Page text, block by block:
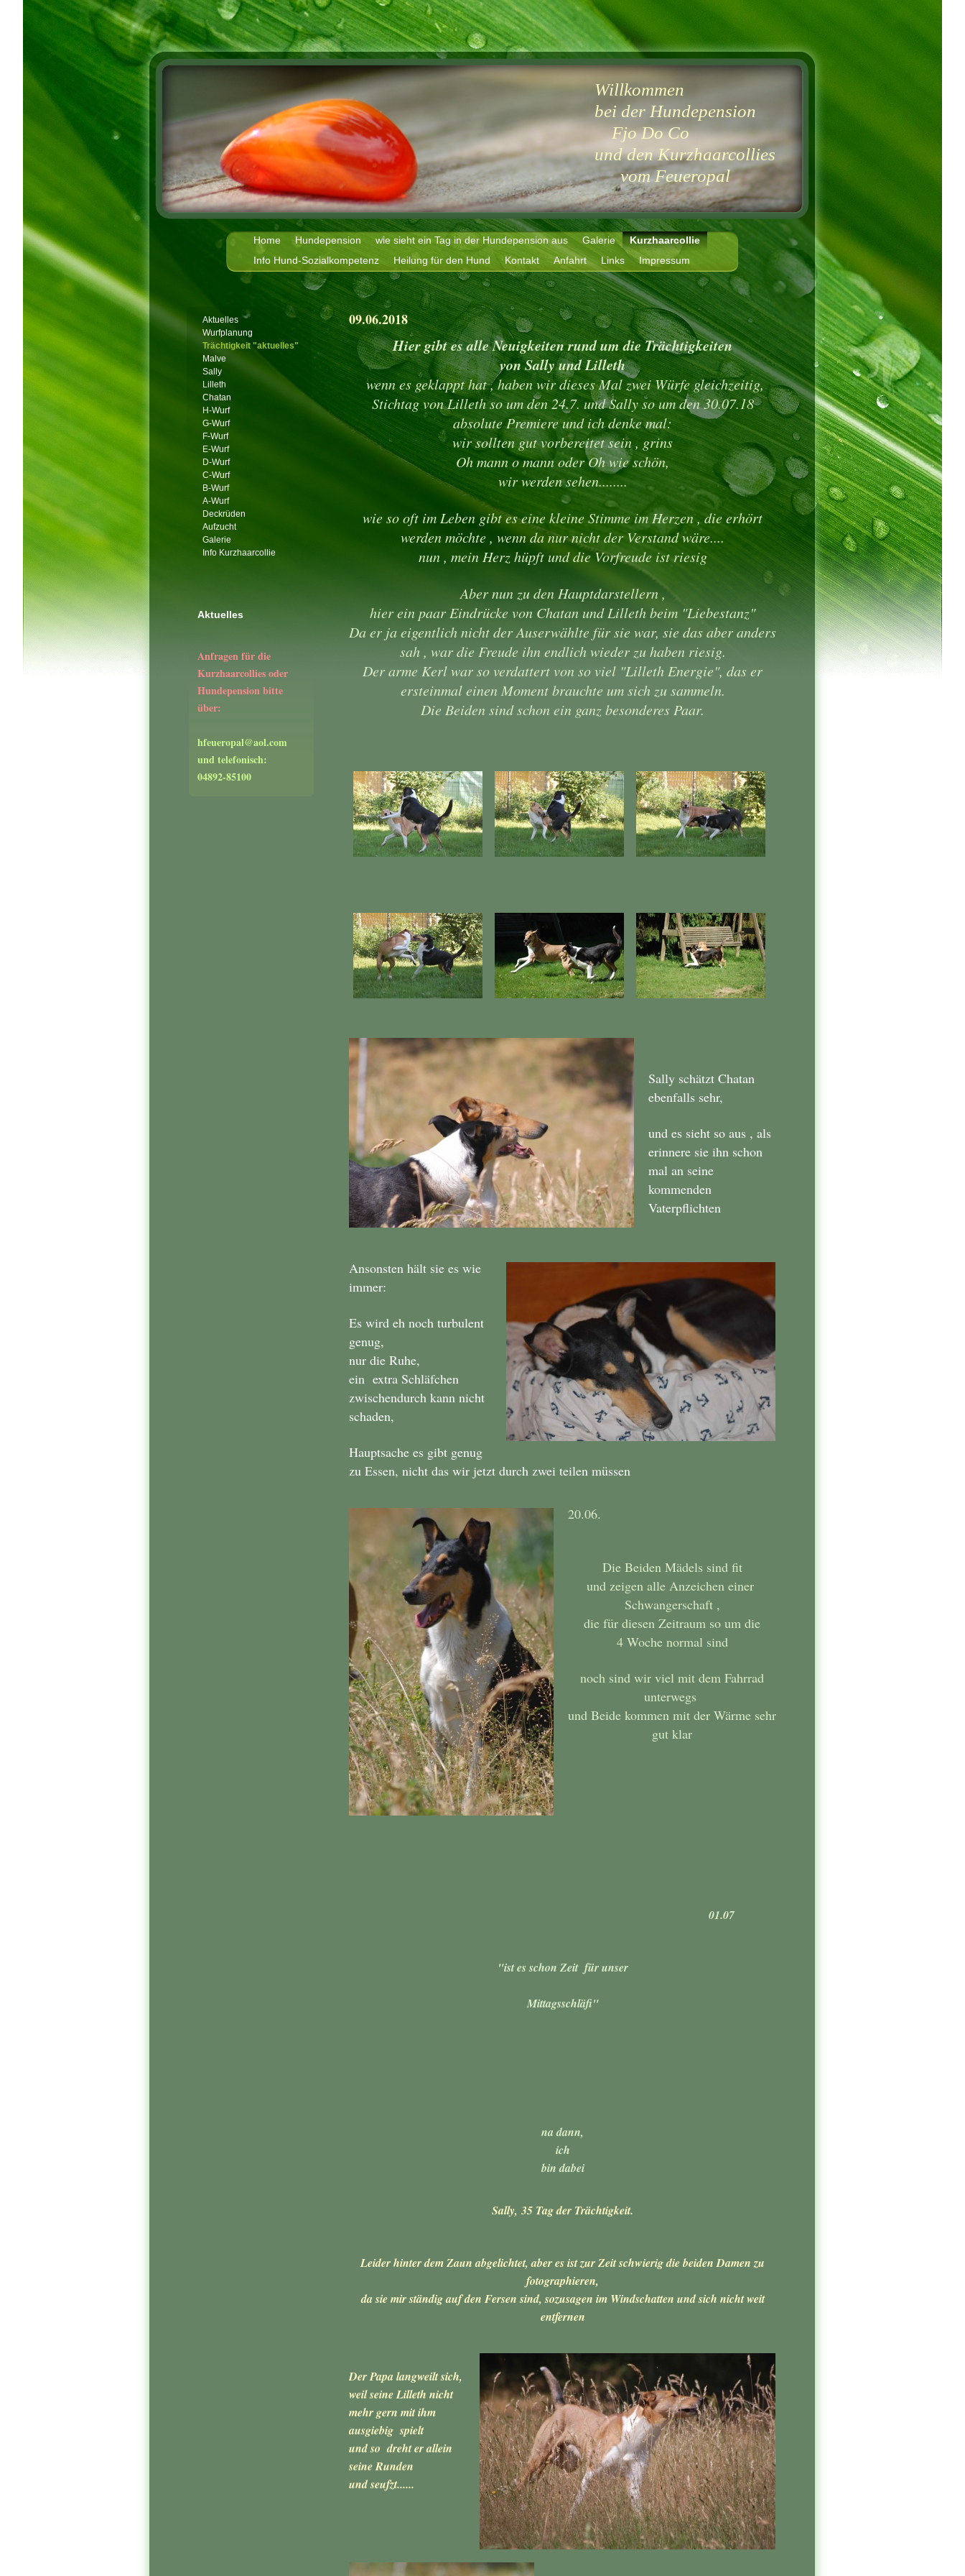
Willkommen
bei der Hundepension
Fjo Do Co
und den Kurzhaarcollies
vom Feueropal
Home Hundepension wie sieht ein Tag in der Hundepension aus Galerie
Kurzhaarcollie
Info Hund-Sozialkompetenz
Heilung für den Hund Kontakt Anfahrt Links Impressum
09.06.2018
Hier gibt es alle Neuigkeiten rund um die Trächtigkeiten
von Sally und Lilleth
wenn es geklappt hat , haben wir dieses Mal zwei Würfe gleichzeitig,
Stichtag von Lilleth so um den 24.7. und Sally so um den 30.07.18
absolute Premiere und ich denke mal:
wir sollten gut vorbereitet sein , grins
Oh mann o mann oder Oh wie schön,
wir werden sehen........
wie so oft im Leben gibt es eine kleine Stimme im Herzen , die erhört
werden möchte , wenn da nur nicht der Verstand wäre....
nun , mein Herz hüpft und die Vorfreude ist riesig
Aber nun zu den Hauptdarstellern ,
hier ein paar Eindrücke von Chatan und Lilleth beim "Liebestanz"
Da er ja eigentlich nicht der Auserwählte für sie war, sie das aber anders
sah , war die Freude ihn endlich wieder zu haben riesig.
Der arme Kerl war so verdattert von so viel "Lilleth Energie", das er
ersteinmal einen Moment brauchte um sich zu sammeln.
Die Beiden sind schon ein ganz besonderes Paar.
Sally schätzt Chatan
ebenfalls sehr,
und es sieht so aus , als
erinnere sie ihn schon
mal an seine
kommenden
Vaterpflichten
Ansonsten hält sie es wie
immer:
Es wird eh noch turbulent
genug,
nur die Ruhe,
ein extra Schläfchen
zwischendurch kann nicht
schaden,
Hauptsache es gibt genug
zu Essen, nicht das wir jetzt durch zwei teilen müssen
20.06.
Die Beiden Mädels sind fit
und zeigen alle Anzeichen einer
Schwangerschaft ,
die für diesen Zeitraum so um die
4 Woche normal sind
noch sind wir viel mit dem Fahrrad
unterwegs
und Beide kommen mit der Wärme sehr
gut klar
01.07
"ist es schon Zeit für unser
Mittagsschläfi"
na dann,
ich
bin dabei
Sally, 35 Tag der Trächtigkeit.
Leider hinter dem Zaun abgelichtet, aber es ist zur Zeit schwierig die beiden Damen zu
fotographieren,
da sie mir ständig auf den Fersen sind, sozusagen im Windschatten und sich nicht weit
entfernen
Der Papa langweilt sich,
weil seine Lilleth nicht
mehr gern mit ihm
ausgiebig spielt
und so dreht er allein
seine Runden
und seufzt......
Aktuelles
Wurfplanung
Trächtigkeit "aktuelles"
Malve
Sally
Lilleth
Chatan
H-Wurf
G-Wurf
F-Wurf
E-Wurf
D-Wurf
C-Wurf
B-Wurf
A-Wurf
Deckrüden
Aufzucht
Galerie
Info Kurzhaarcollie
Aktuelles
Anfragen für die
Kurzhaarcollies oder
Hundepension bitte
über:
hfeueropal@aol.com
und telefonisch:
04892-85100